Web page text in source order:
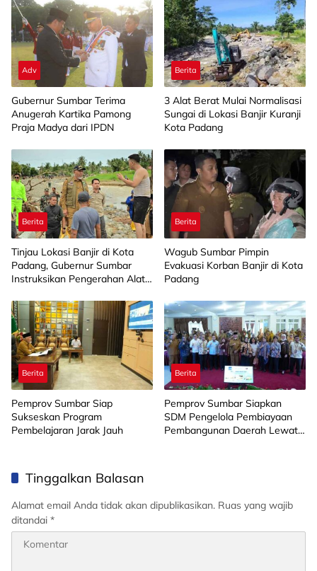
Adv
Gubernur Sumbar Terima
Anugerah Kartika Pamong
Praja Madya dari IPDN
Berita
3 Alat Berat Mulai Normalisasi
Sungai di Lokasi Banjir Kuranji
Kota Padang
Berita
Tinjau Lokasi Banjir di Kota
Padang, Gubernur Sumbar
Instruksikan Pengerahan Alat
Berita
Wagub Sumbar Pimpin
Evakuasi Korban Banjir di Kota
Padang
Berita
Pemprov Sumbar Siap
Sukseskan Program
Pembelajaran Jarak Jauh
Berita
Pemprov Sumbar Siapkan
SDM Pengelola Pembiayaan
Pembangunan Daerah Lewat
Tinggalkan Balasan
Alamat email Anda tidak akan dipublikasikan. Ruas yang wajib
ditandai *